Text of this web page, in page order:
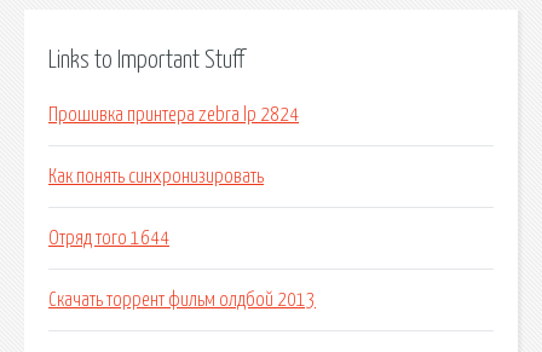
Links to Important Stuff
Прошивка принтера zebra lp 2824
Как понять синхронизировать
Отряд того 1644
Скачать торрент фильм олдбой 2013